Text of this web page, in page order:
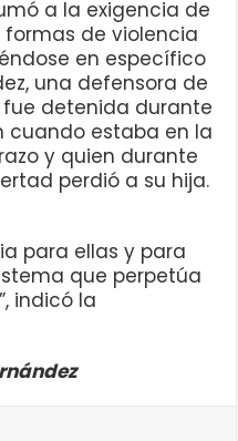
a la exigencia de
de violencia
en específico
una defensora de
detenida durante
cuando estaba en la
y quien durante
perdió a su hija.
para ellas y para
que perpetúa
indicó la